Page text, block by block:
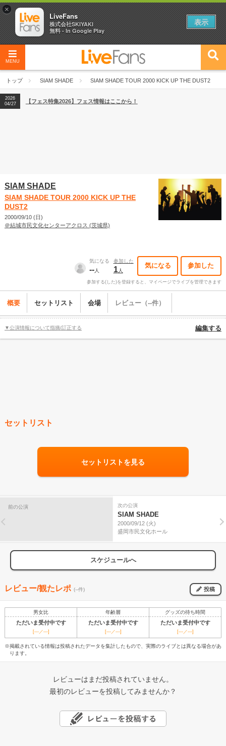
MENU
トップ SIAM SHADE SIAM SHADE TOUR 2000 KICK UP THE DUST2
2026
04/27
2026
【ライブ動員ランキング】2026年上半期編発表！
2026
04/27
【フェス特集2026】フェス情報はここから！
SIAM SHADE
SIAM SHADE TOUR 2000 KICK UP THE
DUST2
2000/09/10 (日)
＠結城市民文化センターアクロス (茨城県)
気になる
--人
参加した
1人
気になる 参加した
参加する(した)を登録すると、マイページでライブを管理できます
概要 セットリスト 会場 レビュー（--件）
▼公演情報について指摘/訂正する 編集する
セットリスト
セットリストを見る
前の公演 次の公演
SIAM SHADE
2000/09/12 (火)
盛岡市民文化ホール
スケジュールへ
レビュー/観たレポ (--件) 投稿
男女比 年齢層 グッズの待ち時間
ただいま受付中です ただいま受付中です ただいま受付中です
[---／---] [---／---] [---／---]
※掲載されている情報は投稿されたデータを集計したもので、実際のライブとは異なる場合があ
ります。
レビューはまだ投稿されていません。
最初のレビューを投稿してみませんか？
×
LiveFans
株式会社SKIYAKI
無料 - In Google Play
表示